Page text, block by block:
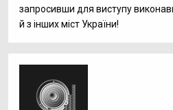
запросивши для виступу
й з інших міст України!